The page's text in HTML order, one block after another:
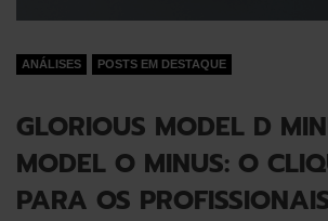
ANÁLISES POSTS EM DESTAQUE
GLORIOUS MODEL D
MODEL O MINUS: O
PARA OS